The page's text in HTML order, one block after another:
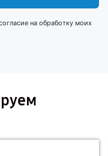
на обработку моих